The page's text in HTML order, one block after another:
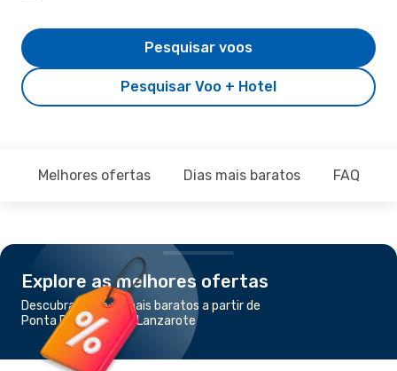
Pesquisar Voo + Hotel
Pesquisar voos
Melhores ofertas Dias mais baratos FAQ
Explore as melhores ofertas
Descubra os voos mais baratos a partir de
Ponta Delgada para Lanzarote